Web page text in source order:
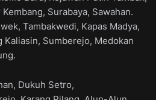
Surabaya, Sawahan.
Tambakwedi, Kapas Madya,
Kaliasin, Sumberejo, Medokan
Dukuh Setro,